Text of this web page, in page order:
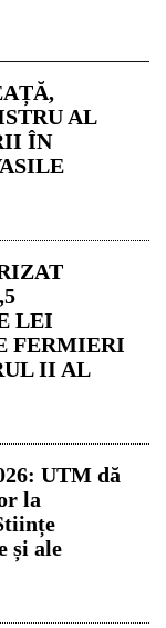
AL
ÎN
LEI
FERMIERI
II AL
UTM dă
la
și ale